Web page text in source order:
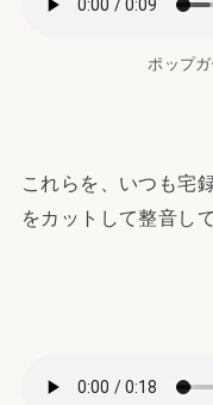
ポップ
これらを、いつも宅
をカットして整音し